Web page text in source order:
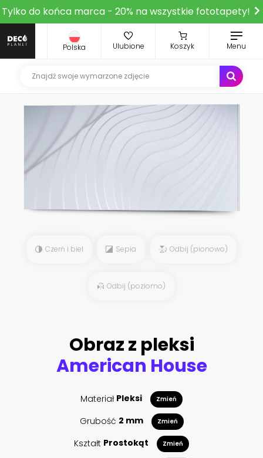
Tylko do końca marca - 20% na wszystkie fototapety!
Polska Ulubione Koszyk Menu
Czerń i biel Sepia Odbij (pionowo)
Odbij (poziomo)
Obraz z pleksi
American House
Materiał Pleksi Zmień
Grubość 2 mm Zmień
Kształt Prostokąt Zmień